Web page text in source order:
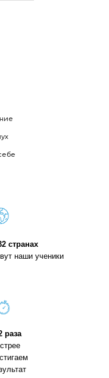
странах
наши ученики
раза